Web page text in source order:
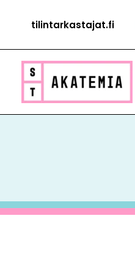
sisältööntilintarkastajat.fi